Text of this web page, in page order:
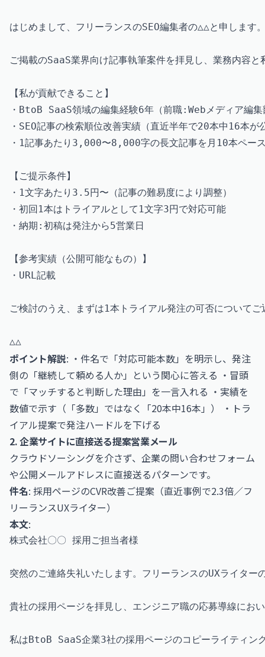
はじめまして、フリーランスのSEO編集者の△△と申します
ご掲載のSaaS業界向け記事執筆案件を拝見し、業務内容
【私が貢献できること】
・BtoB SaaS領域の編集経験6年（前職:Webメディア編集
・SEO記事の検索順位改善実績（直近半年で20本中16本
・1記事あたり3,000〜8,000字の長文記事を月10本ペー
【ご提示条件】
・1文字あたり3.5円〜（記事の難易度により調整）
・初回1本はトライアルとして1文字3円で対応可能
・納期:初稿は発注から5営業日
【参考実績（公開可能なもの）】
・URL記載
ご検討のうえ、まずは1本トライアル発注の可否について
ポイント解説: ・件名で「対応可能本数」を明示し、発注
側の「継続して頼める人か」という関心に答える ・冒頭
で「マッチすると判断した理由」を一言入れる ・実績を
数値で示す（「多数」ではなく「20本中16本」） ・トラ
イアル提案で発注ハードルを下げる
2. 企業サイトに直接送る提案営業メール
クラウドソーシングを介さず、企業の問い合わせフォーム
や公開メールアドレスに直接送るパターンです。
件名: 採用ページのCVR改善ご提案（直近事例で2.3倍／フ
リーランスUXライター）
本文:
株式会社〇〇 採用ご担当者様
突然のご連絡失礼いたします。フリーランスのUXライター
貴社の採用ページを拝見し、エンジニア職の応募導線にお
私はBtoB SaaS企業3社の採用ページのコピーライティン